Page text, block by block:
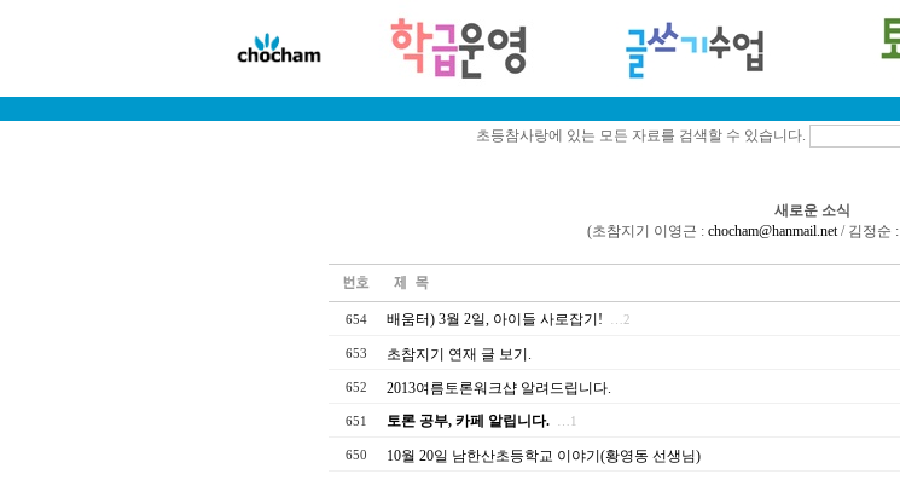
초등참사랑에 있는 모든 자료를 검색할 수 있습니다.
새로운 소식
(초참지기 이영근 : chocham@hanmail.net/ 김정순 :
654 배움터) 3월 2일, 아이들 사로잡기! …2
653 초참지기 연재 글 보기.
652 2013여름토론워크샵 알려드립니다.
651 토론 공부, 카페 알립니다. …1
650 10월 20일 남한산초등학교 이야기(황영동 선생님)